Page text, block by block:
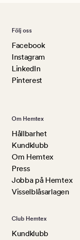
Följ oss
Facebook
Instagram
LinkedIn
Pinterest
Om Hemtex
Hållbarhet
Kundklubb
Om Hemtex
Press
Jobba på Hemtex
Visselblåsarlagen
Club Hemtex
Kundklubb